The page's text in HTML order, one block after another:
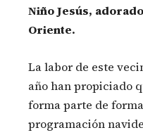
Niño Jesús,
Oriente.
La labor de este
año han propiciado
forma parte de
programación